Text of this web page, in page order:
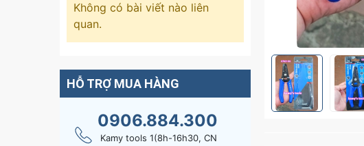
Không có bài viết nào liên
quan.
HỖ TRỢ MUA HÀNG
0906.884.300
Kamy tools 1(8h-16h30, CN